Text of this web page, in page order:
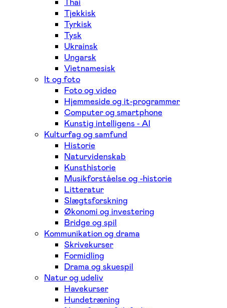
Tjekkisk
Tyrkisk
Tysk
Ukrainsk
Ungarsk
Vietnamesisk
It og foto
Foto og video
Hjemmeside og it-programmer
Computer og smartphone
Kunstig intelligens - AI
Kulturfag og samfund
Historie
Naturvidenskab
Kunsthistorie
Musikforståelse og -historie
Litteratur
Slægtsforskning
Økonomi og investering
Bridge og spil
Kommunikation og drama
Skrivekurser
Formidling
Drama og skuespil
Natur og udeliv
Havekurser
Hundetræning